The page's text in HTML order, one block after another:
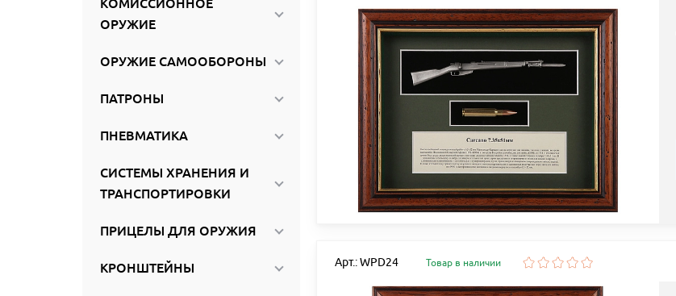
КОМИССИОННОЕ
ОРУЖИЕ
ОРУЖИЕ САМООБОРОНЫ
ПАТРОНЫ
ПНЕВМАТИКА
СИСТЕМЫ ХРАНЕНИЯ И
ТРАНСПОРТИРОВКИ
ПРИЦЕЛЫ ДЛЯ ОРУЖИЯ
КРОНШТЕЙНЫ Арт.: WPD24 Товар в наличии